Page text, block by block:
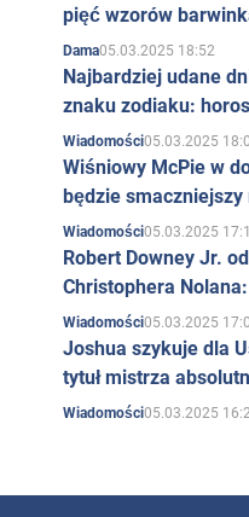
pięć wzorów
Dama05.03.2025 18:52
Najbardziej udane
znaku zodiaku:
Wiadomości05.03.2025
Wiśniowy McPie w
będzie
Wiadomości05.03.2025
Robert Downey Jr.
Christophera
Wiadomości05.03.2025
Joshua szykuje dla
tytuł mistrza
Wiadomości05.03.2025